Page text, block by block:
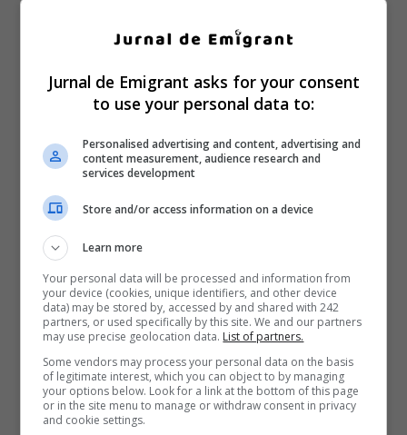
Jurnal de Emigrant asks for your consent
to use your personal data to:
Personalised advertising and content, advertising and
content measurement, audience research and
services development
Store and/or access information on a device
Learn more
Your personal data will be processed and information from
your device (cookies, unique identifiers, and other device
data) may be stored by, accessed by and shared with 242
partners, or used specifically by this site. We and our partners
may use precise geolocation data. List of partners.
Some vendors may process your personal data on the basis
of legitimate interest, which you can object to by managing
your options below. Look for a link at the bottom of this page
or in the site menu to manage or withdraw consent in privacy
and cookie settings.